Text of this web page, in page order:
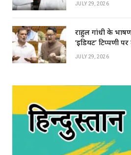
JULY 29, 2026
राहुल गांधी के
‘इडियट’ टिप्पणी
JULY 29, 2026